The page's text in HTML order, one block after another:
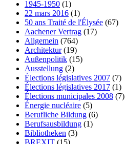
1945-1950 (1)
22 mars 2016 (1)
50 ans Traité de l'Élysée (67)
Aachener Vertrag (17)
Allgemein (764)
Architektur(19)
Außenpolitik (15)
Ausstellung (2)
Élections législatives 2007 (7)
Élections législatives 2017 (1)
Élections municipales 2008 (7)
Énergie nucléaire (5)
Berufliche Bildung (6)
Berufsausbildung (1)
Bibliotheken (3)